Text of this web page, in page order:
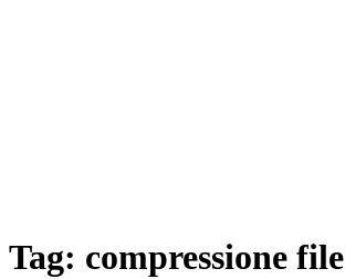
Tag: compressione file